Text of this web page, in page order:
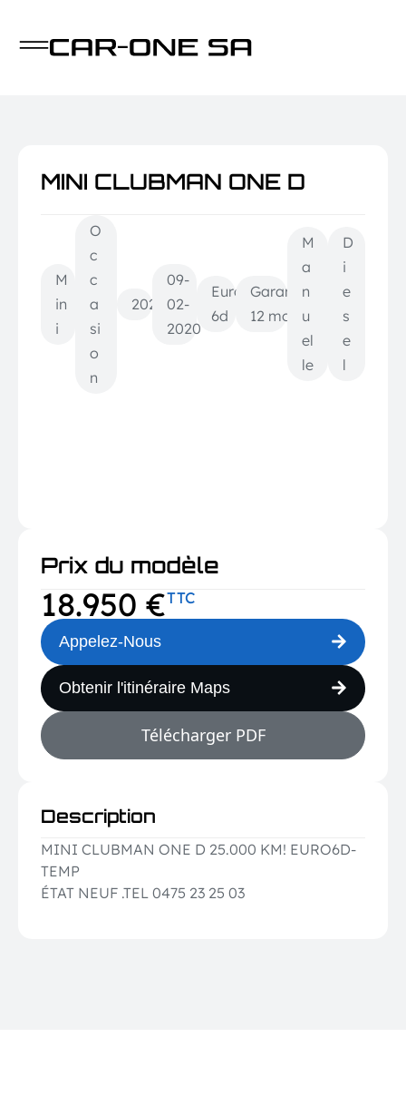
MINI CLUBMAN ONE D
M
in
i
O
c
c
a
si
o
n
2020
09-
02-
2020
Euro
6d
Garantie
12 mois
M
a
n
u
el
le
D
i
e
s
e
l
Prix ​​du modèle
18.950 €TTC
Appelez-Nous
Obtenir l'itinéraire Maps
Télécharger PDF
Description
MINI CLUBMAN ONE D 25.000 KM! EURO6D-
TEMP
ÉTAT NEUF .TEL 0475 23 25 03